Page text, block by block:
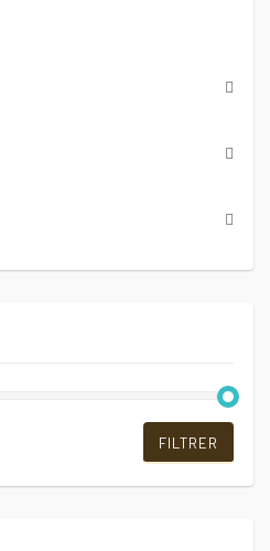
Prix
min
Prix
maxFILTRER